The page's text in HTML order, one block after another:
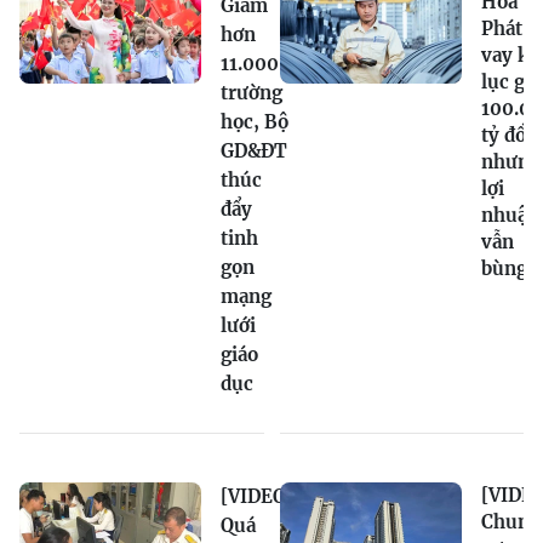
Giảm
hơn
11.000
trường
học, Bộ
GD&ĐT
thúc
đẩy
tinh
gọn
mạng
lưới
giáo
dục
Phát
vay kỷ
lục
tỷ
nhưng
lợi
nhuận
vẫn
bùng
[VIDEO]
Quá
Chung